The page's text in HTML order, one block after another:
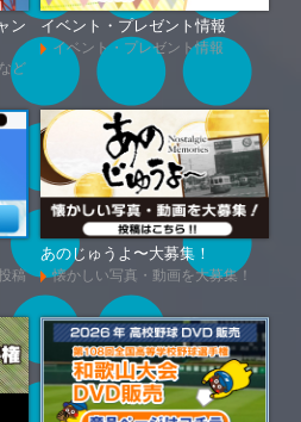
ン
ど
イベント・プレゼント情報
イベント・プレゼント情報
稿
あのじゅうよ〜大募集！
懐かしい写真・動画を大募集！